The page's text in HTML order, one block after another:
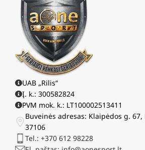
UAB „Rilis“
Į. k.: 300582824
PVM mok. k.: LT100002513411
Buveinės adresas: Klaipėdos g. 67,
37106
Tel.: +370 612 98228